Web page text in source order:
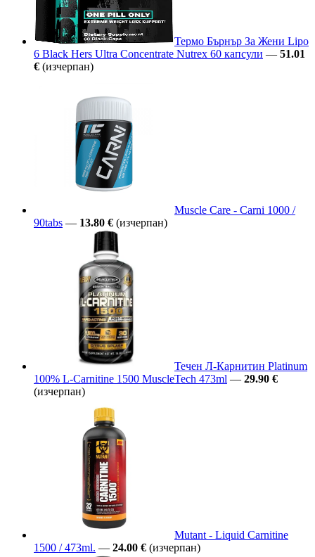
Термо Бърнър За Жени Lipo
6 Black Hers Ultra Concentrate Nutrex 60 капсули — 51.01
€ (изчерпан)
Muscle Care - Carni 1000 /
90tabs — 13.80 € (изчерпан)
Течен Л-Карнитин Platinum
100% L-Carnitine 1500 MuscleTech 473ml — 29.90 €
(изчерпан)
Mutant - Liquid Carnitine
1500 / 473ml. — 24.00 € (изчерпан)